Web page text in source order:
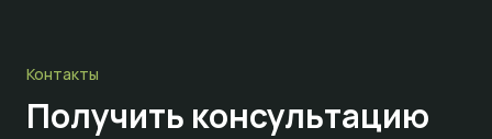
Контакты
Получить консультацию